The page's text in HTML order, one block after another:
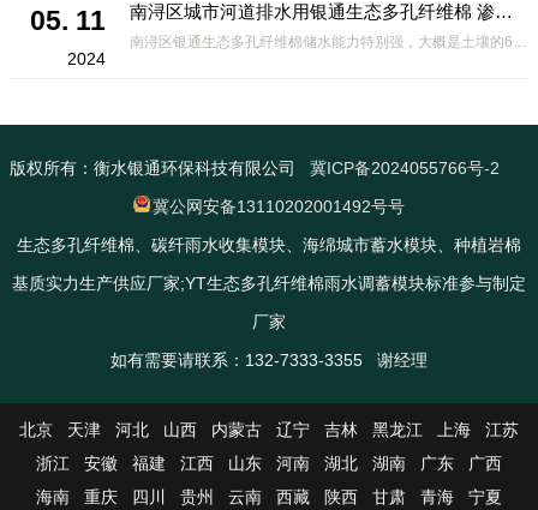
05. 11
2024
南浔区城市河道排水用银通生态多孔纤维棉 渗透性好重量轻
南浔区银通生态多孔纤维棉储水能力特别强，大概是土壤的6倍，所以在下暴雨或者是严重的雨雪天气时，能将降水量很好的吸收掉，到了天气晴朗之后又会将这些水分蒸发到空气中。这种材料在绿化环保上能起到很大的作用，能够大
版权所有：衡水银通环保科技有限公司
冀ICP备2024055766号-2
冀公网安备13110202001492号号
生态多孔纤维棉、碳纤雨水收集模块、海绵城市蓄水模块、种植岩棉
基质实力生产供应厂家;YT生态多孔纤维棉雨水调蓄模块标准参与制定
厂家
如有需要请联系：132-7333-3355 谢经理
北京 天津 河北 山西 内蒙古 辽宁 吉林 黑龙江 上海
江苏
浙江
安徽 福建 江西 山东 河南 湖北 湖南 广东
广西
海南
重庆 四川 贵州 云南 西藏 陕西 甘肃 青海 宁夏